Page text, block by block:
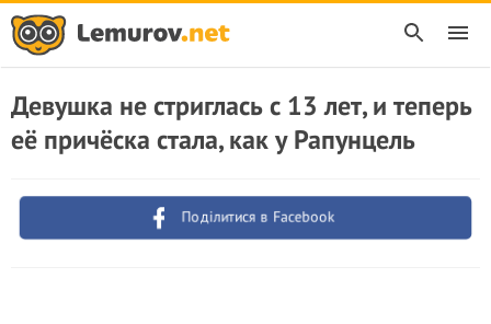
Девушка не стриглась с 13 лет, и теперь
её причёска стала, как у Рапунцель
Поділитися в Facebook